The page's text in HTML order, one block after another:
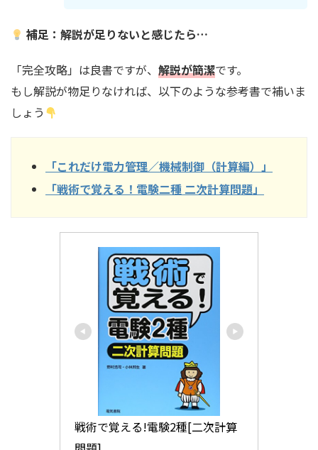
補足：解説が足りないと感じたら…
「完全攻略」は良書ですが、 解説が簡潔です。
もし解説が物足りなければ、以下のような参考書で補いま
しょう
「これだけ電力管理／機械制御（計算編）」
「戦術で覚える！電験二種 二次計算問題」
戦術で覚える!電験2種[二次計算